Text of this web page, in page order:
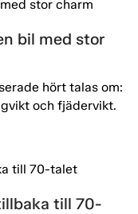
bil med stor
hört talas om:
och fjädervikt.
till 70-